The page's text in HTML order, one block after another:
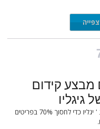
עם מבצע קידום
גיגליו
הפעל כעת את מבצע הקידום הזה של ג ' יגליו כדי לחסוך 70% בפריטים